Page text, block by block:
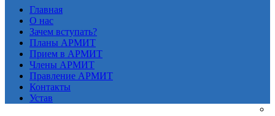
Главная
О нас
Зачем вступать?
Планы АРМИТ
Прием в АРМИТ
Члены АРМИТ
Правление АРМИТ
Контакты
Устав